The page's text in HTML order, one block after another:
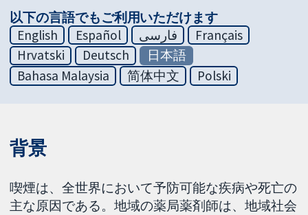
以下の言語でもご利用いただけます
English
Español فارسی
Français
Hrvatski
Deutsch
日本語
Bahasa Malaysia
简体中文 Polski
背景
喫煙は、全世界において予防可能な疾病や死亡の
主な原因である。地域の薬局薬剤師は、地域社会